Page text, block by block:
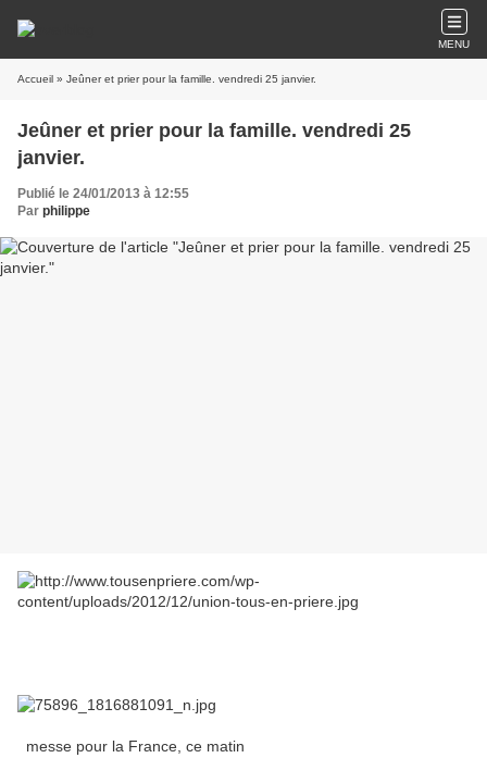
MENU
Accueil » Jeûner et prier pour la famille. vendredi 25 janvier.
Jeûner et prier pour la famille. vendredi 25
janvier.
Publié le 24/01/2013 à 12:55
Par philippe
messe pour la France, ce matin